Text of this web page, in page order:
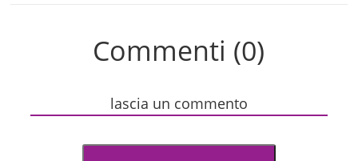
Commenti (0)
lascia un commento